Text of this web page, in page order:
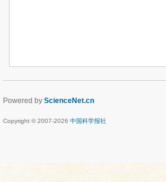
Powered by ScienceNet.cn
Copyright © 2007-2026 中国科学报社